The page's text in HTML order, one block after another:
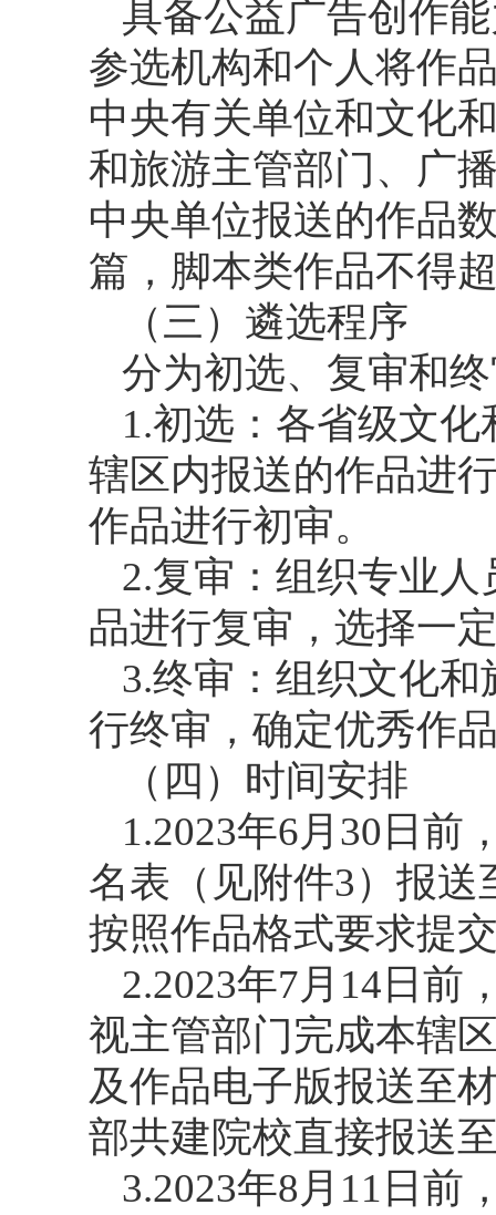
具备公益广告创作
参选机构和个人将作
中央有关单位和文化
和旅游主管部门、广
中央单位报送的作品
篇，脚本类作品不得
（三）遴选程序
分为初选、复审和
1.初选：各省级文
辖区内报送的作品进
作品进行初审。
2.复审：组织专业
品进行复审，选择一
3.终审：组织文化
行终审，确定优秀作
（四）时间安排
1.2023年6月30日前
名表（见附件3）报
按照作品格式要求提
2.2023年7月14日前
视主管部门完成本辖
及作品电子版报送至
部共建院校直接报送
3.2023年8月11日前